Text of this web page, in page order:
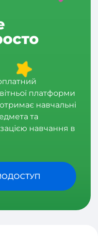
платформи
навчальні
та
навчання в